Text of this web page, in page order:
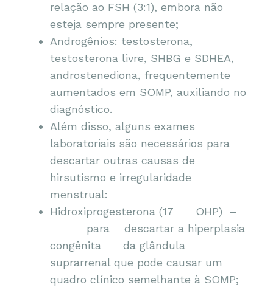
relação ao FSH (3:1), embora não
esteja sempre presente;
Androgênios: testosterona,
testosterona livre, SHBG e SDHEA,
androstenediona, frequentemente
aumentados em SOMP, auxiliando no
diagnóstico.
Além disso, alguns exames
laboratoriais são necessários para
descartar outras causas de
hirsutismo e irregularidade
menstrual:
Hidroxiprogesterona (17 OHP) –
para descartar a hiperplasia
congênita da glândula
suprarrenal que pode causar um
quadro clínico semelhante à SOMP;